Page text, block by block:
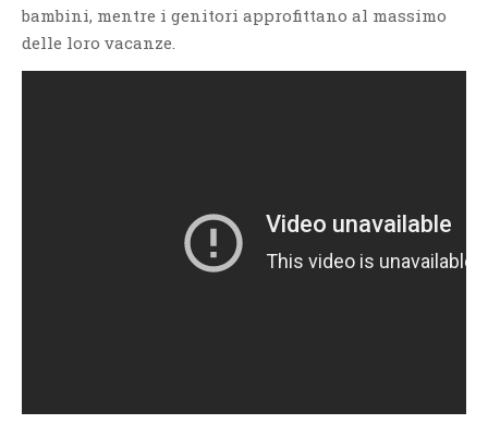
bambini, mentre i genitori approfittano al massimo
delle loro vacanze.